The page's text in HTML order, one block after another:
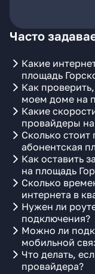
Часто
Какие
площадь
Как
моем доме на
Какие
провайдеры
Сколько стоит
абонентская
Как оставить
на площадь
Сколько
интернета в
Нужен ли
подключения?
Можно ли
мобильной
Что делать,
провайдера?